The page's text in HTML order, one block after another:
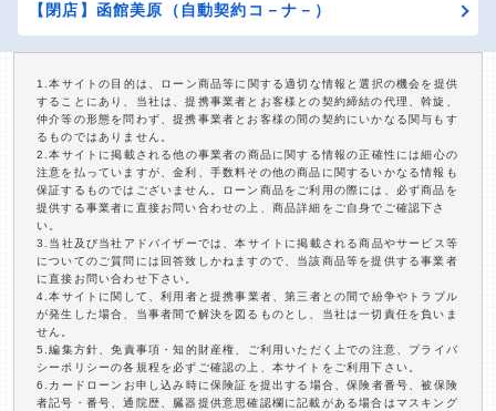
【閉店】函館美原（自動契約コ－ナ－）
1.本サイトの目的は、ローン商品等に関する適切な情報と選択の機会を提供
することにあり、当社は、提携事業者とお客様との契約締結の代理、斡旋、
仲介等の形態を問わず、提携事業者とお客様の間の契約にいかなる関与もす
るものではありません。
2.本サイトに掲載される他の事業者の商品に関する情報の正確性には細心の
注意を払っていますが、金利、手数料その他の商品に関するいかなる情報も
保証するものではございません。ローン商品をご利用の際には、必ず商品を
提供する事業者に直接お問い合わせの上、商品詳細をご自身でご確認下さ
い。
3.当社及び当社アドバイザーでは、本サイトに掲載される商品やサービス等
についてのご質問には回答致しかねますので、当該商品等を提供する事業者
に直接お問い合わせ下さい。
4.本サイトに関して、利用者と提携事業者、第三者との間で紛争やトラブル
が発生した場合、当事者間で解決を図るものとし、当社は一切責任を負いま
せん。
5.編集方針、免責事項・知的財産権、ご利用いただく上での注意、プライバ
シーポリシーの各規程を必ずご確認の上、本サイトをご利用下さい。
6.カードローンお申し込み時に保険証を提出する場合、保険者番号、被保険
者記号・番号、通院歴、臓器提供意思確認欄に記載がある場合はマスキング